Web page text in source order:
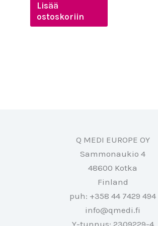
Lisää
ostoskoriin
Q MEDI EUROPE OY
Sammonaukio 4
48600 Kotka
Finland
puh: +358 44 7429 494
info@qmedi.fi
Y-tunnus: 2309229-4